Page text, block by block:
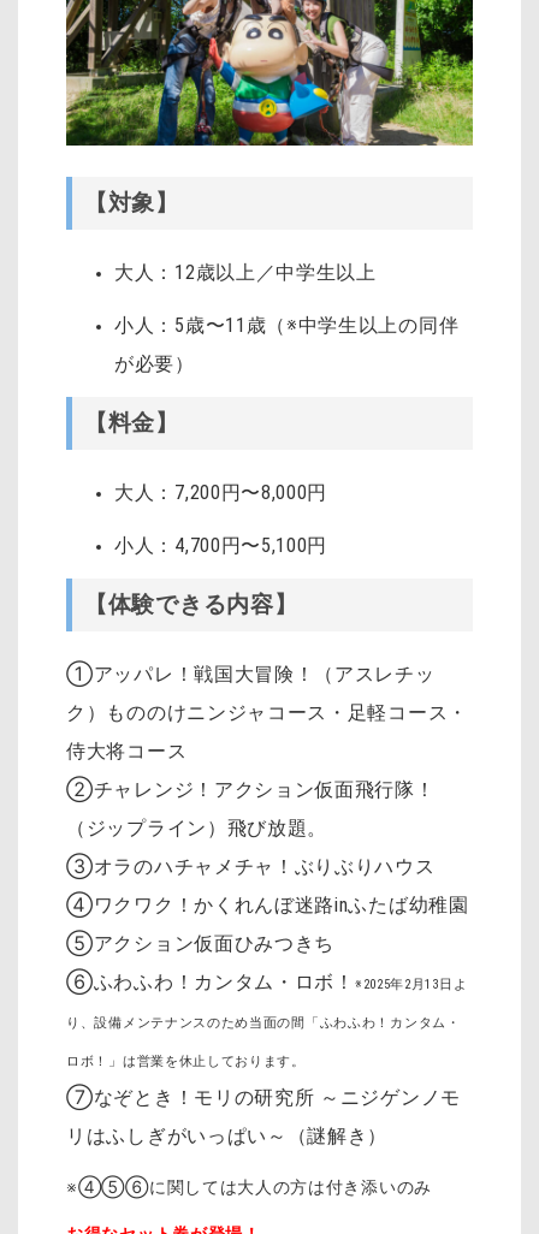
【対象】
大人：12歳以上／中学生以上
小人：5歳〜11歳（※中学生以上の同伴
が必要）
【料金】
大人：7,200円〜8,000円
小人：4,700円〜5,100円
【体験できる内容】
①アッパレ！戦国大冒険！（アスレチッ
ク）もののけニンジャコース・足軽コース・
侍大将コース
②チャレンジ！アクション仮面飛行隊！
（ジップライン）飛び放題。
③オラのハチャメチャ！ぶりぶりハウス
④ワクワク！かくれんぼ迷路inふたば幼稚園
⑤アクション仮面ひみつきち
⑥ふわふわ！カンタム・ロボ！
※2025年2月13日よ
り、設備メンテナンスのため当面の間「ふわふわ！カンタム・
ロボ！」は営業を休止しております。
⑦なぞとき！モリの研究所 ～ニジゲンノモ
リはふしぎがいっぱい～（謎解き）
※④⑤⑥に関しては大人の方は付き添いのみ